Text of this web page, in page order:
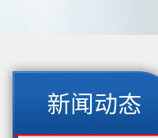
新闻动态